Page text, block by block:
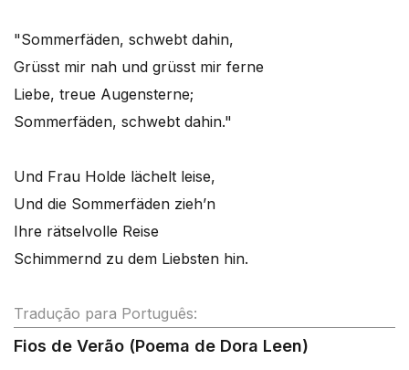
"Sommerfäden, schwebt dahin,
Grüsst mir nah und grüsst mir ferne
Liebe, treue Augensterne;
Sommerfäden, schwebt dahin."
Und Frau Holde lächelt leise,
Und die Sommerfäden zieh’n
Ihre rätselvolle Reise
Schimmernd zu dem Liebsten hin.
Tradução para Português:
Fios de Verão (Poema de Dora Leen)